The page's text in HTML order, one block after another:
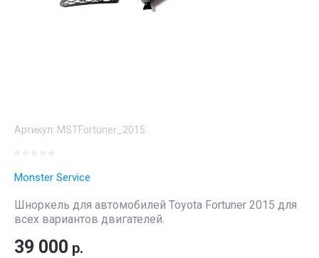
Артикул: MSTFortuner_2015
Monster Service
Шноркель для автомобилей Toyota Fortuner 2015 для
всех вариантов двигателей.
39 000 р.